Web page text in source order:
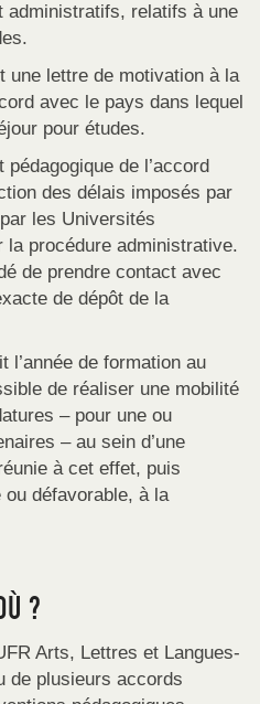
administratifs, relatifs à une
une lettre de motivation à la
avec le pays dans lequel
pour études.
de l’accord
des délais imposés par
les Universités
la procédure administrative.
de prendre contact avec
de dépôt de la
l’année de formation au
de réaliser une mobilité
– pour une ou
– au sein d’une
à cet effet, puis
défavorable, à la
?
Arts, Lettres et Langues-
de plusieurs accords